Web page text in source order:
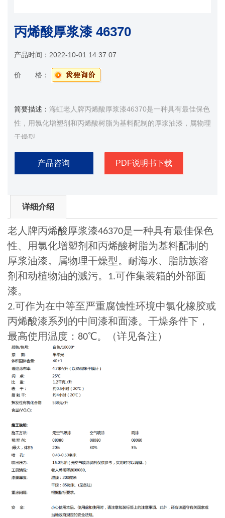
丙烯酸厚浆漆 46370
产品时间： 2022-10-01 14:37:07
价 格：
简要描述： 海虹老人牌丙烯酸厚浆漆46370是一种具有最佳保色
性，用氯化增塑剂和丙烯酸树脂为基料配制的厚浆油漆，属物理
干燥型
产品咨询 PDF说明书下载
详细介绍
老人牌丙烯酸厚浆漆46370是一种具有最佳保色
性、用氯化增塑剂和丙烯酸树脂为基料配制的
厚浆油漆。属物理干燥型。耐海水、脂肪族溶
剂和动植物油的溅污。
1.可作集装箱的外部面
漆。
2.可作为在中等至严重腐蚀性环境中氯化橡胶或
丙烯酸漆系列的中间漆和面漆。干燥条件下，
最高使用温度：80℃。（详见备注）